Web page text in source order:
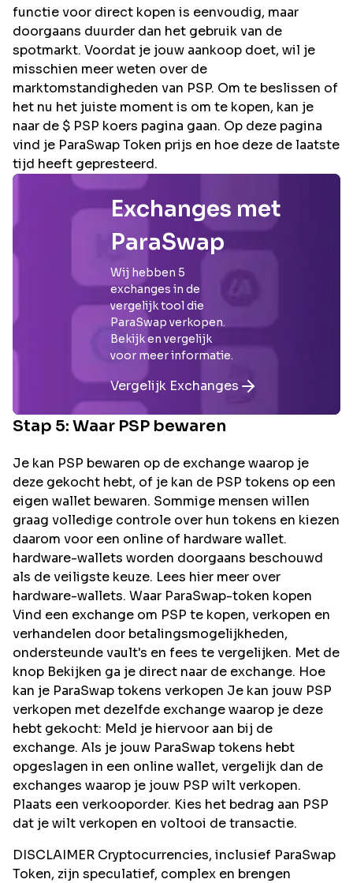
functie voor direct kopen is eenvoudig, maar
doorgaans duurder dan het gebruik van de
spotmarkt. Voordat je jouw aankoop doet, wil je
misschien meer weten over de
marktomstandigheden van PSP. Om te beslissen of
het nu het juiste moment is om te kopen, kan je
naar de $ PSP koers pagina gaan. Op deze pagina
vind je ParaSwap Token prijs en hoe deze de laatste
tijd heeft gepresteerd.
Exchanges met
ParaSwap
Wij hebben 5
exchanges in de
vergelijk tool die
ParaSwap verkopen.
Bekijk en vergelijk
voor meer informatie.
Vergelijk Exchanges
Stap 5: Waar PSP bewaren
Je kan PSP bewaren op de exchange waarop je
deze gekocht hebt, of je kan de PSP tokens op een
eigen wallet bewaren. Sommige mensen willen
graag volledige controle over hun tokens en kiezen
daarom voor een online of hardware wallet.
hardware-wallets worden doorgaans beschouwd
als de veiligste keuze. Lees hier meer over
hardware-wallets. Waar ParaSwap-token kopen
Vind een exchange om PSP te kopen, verkopen en
verhandelen door betalingsmogelijkheden,
ondersteunde vault's en fees te vergelijken. Met de
knop Bekijken ga je direct naar de exchange. Hoe
kan je ParaSwap tokens verkopen Je kan jouw PSP
verkopen met dezelfde exchange waarop je deze
hebt gekocht: Meld je hiervoor aan bij de
exchange. Als je jouw ParaSwap tokens hebt
opgeslagen in een online wallet, vergelijk dan de
exchanges waarop je jouw PSP wilt verkopen.
Plaats een verkooporder. Kies het bedrag aan PSP
dat je wilt verkopen en voltooi de transactie.
DISCLAIMER Cryptocurrencies, inclusief ParaSwap
Token, zijn speculatief, complex en brengen